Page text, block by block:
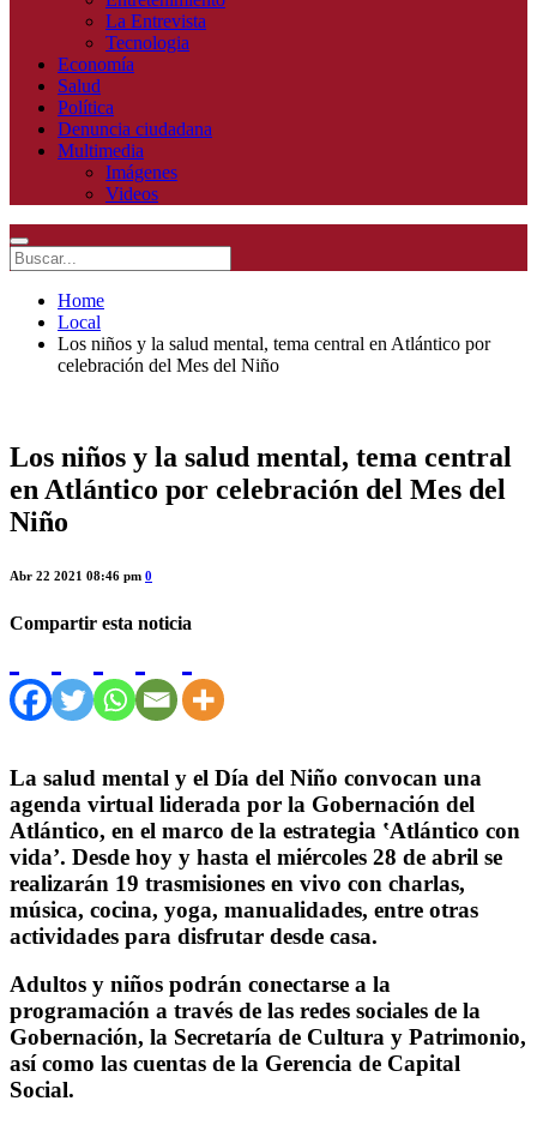
La Entrevista
Tecnologia
Economía
Salud
Política
Denuncia ciudadana
Multimedia
Imágenes
Videos
Home
Local
Los niños y la salud mental, tema central en Atlántico por
celebración del Mes del Niño
Los niños y la salud mental, tema central
en Atlántico por celebración del Mes del
Niño
Abr 22 2021 08:46 pm 0
Compartir esta noticia
La salud mental y el Día del Niño convocan una
agenda virtual liderada por la Gobernación del
Atlántico, en el marco de la estrategia ʽAtlántico con
vidaʼ. Desde hoy y hasta el miércoles 28 de abril se
realizarán 19 trasmisiones en vivo con charlas,
música, cocina, yoga, manualidades, entre otras
actividades para disfrutar desde casa.
Adultos y niños podrán conectarse a la
programación a través de las redes sociales de la
Gobernación, la Secretaría de Cultura y Patrimonio,
así como las cuentas de la Gerencia de Capital
Social.